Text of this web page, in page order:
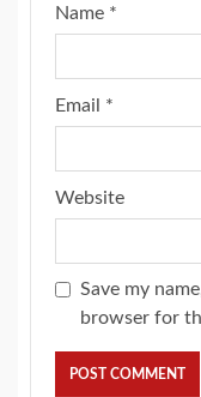
Name *
Email *
Website
Save my
browser for